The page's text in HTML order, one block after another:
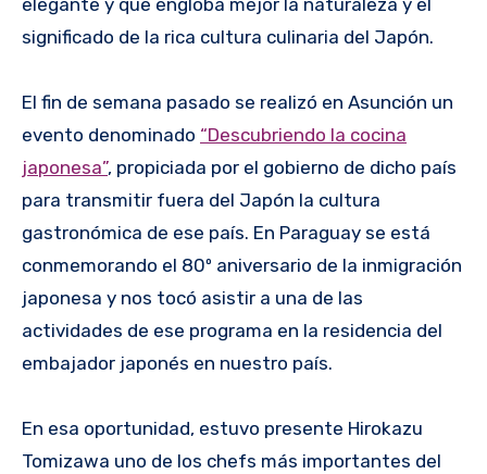
elegante y que engloba mejor la naturaleza y el
significado de la rica cultura culinaria del Japón.
El fin de semana pasado se realizó en Asunción un
evento denominado “Descubriendo la cocina
japonesa”, propiciada por el gobierno de dicho país
para transmitir fuera del Japón la cultura
gastronómica de ese país. En Paraguay se está
conmemorando el 80º aniversario de la inmigración
japonesa y nos tocó asistir a una de las
actividades de ese programa en la residencia del
embajador japonés en nuestro país.
En esa oportunidad, estuvo presente Hirokazu
Tomizawa uno de los chefs más importantes del